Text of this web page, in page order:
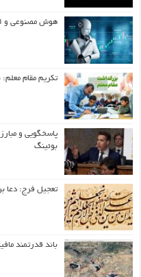
هوش مصنوعی و
تکریم مقام
پاسخگویی و
بوئینگ
تعجیل فرج: دعا
باند قدرتمند